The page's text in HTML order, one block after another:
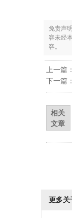
免责声
容未经
容。
上一篇：
下一篇：
相关
文章
更多关